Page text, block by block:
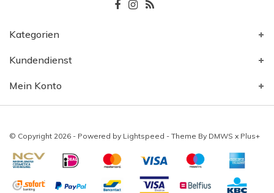
Kategorien
Kundendienst
Mein Konto
© Copyright 2026 - Powered by Lightspeed - Theme By DMWS x Plus+